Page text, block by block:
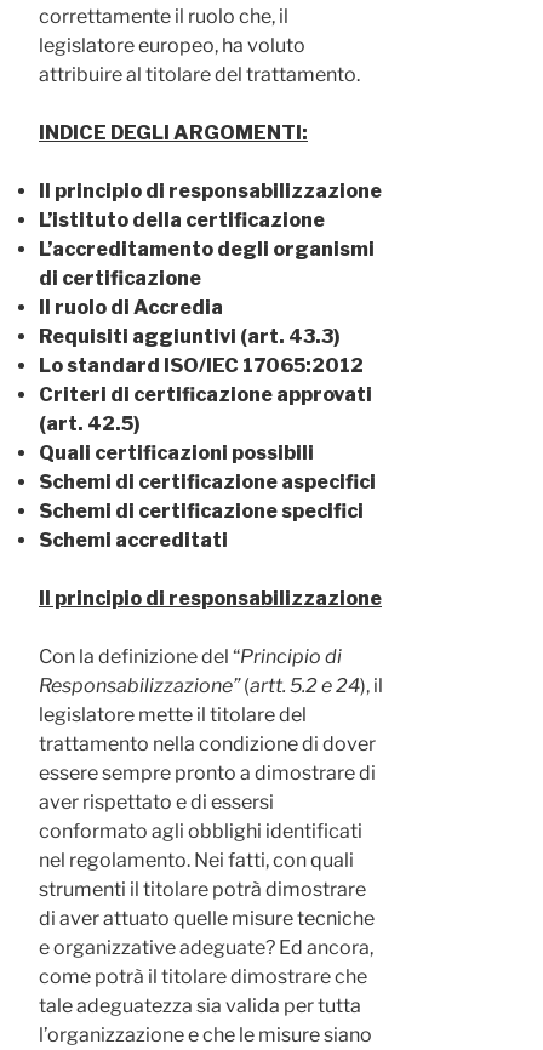
correttamente il ruolo che, il
legislatore europeo, ha voluto
attribuire al titolare del trattamento.
INDICE DEGLI ARGOMENTI:
Il principio di responsabilizzazione
L’istituto della certificazione
L’accreditamento degli organismi
di certificazione
Il ruolo di Accredia
Requisiti aggiuntivi (art. 43.3)
Lo standard ISO/IEC 17065:2012
Criteri di certificazione approvati
(art. 42.5)
Quali certificazioni possibili
Schemi di certificazione aspecifici
Schemi di certificazione specifici
Schemi accreditati
Il principio di responsabilizzazione
Con la definizione del “Principio di
Responsabilizzazione”(artt. 5.2 e 24), il
legislatore mette il titolare del
trattamento nella condizione di dover
essere sempre pronto a dimostrare di
aver rispettato e di essersi
conformato agli obblighi identificati
nel regolamento. Nei fatti, con quali
strumenti il titolare potrà dimostrare
di aver attuato quelle misure tecniche
e organizzative adeguate? Ed ancora,
come potrà il titolare dimostrare che
tale adeguatezza sia valida per tutta
l’organizzazione e che le misure siano